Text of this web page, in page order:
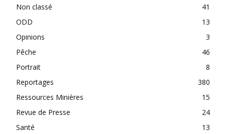
Non classé
41
ODD
13
Opinions
3
Pêche
46
Portrait
8
Reportages
380
Ressources Minières
15
Revue de Presse
24
Santé
13